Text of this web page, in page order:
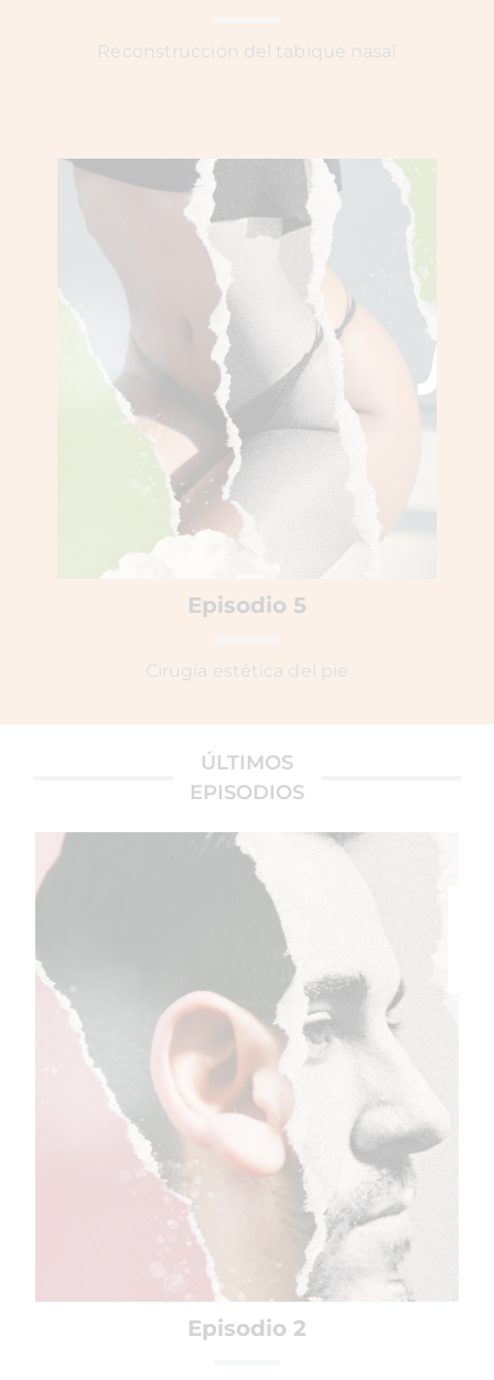
Reconstrucción del tabique nasal
Episodio 5
Cirugía estética del pie
ÚLTIMOS
EPISODIOS
Episodio 2